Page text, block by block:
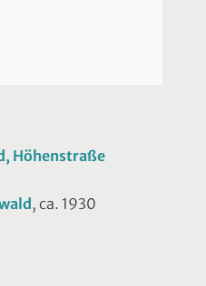
Höhenstraße
, ca. 1930